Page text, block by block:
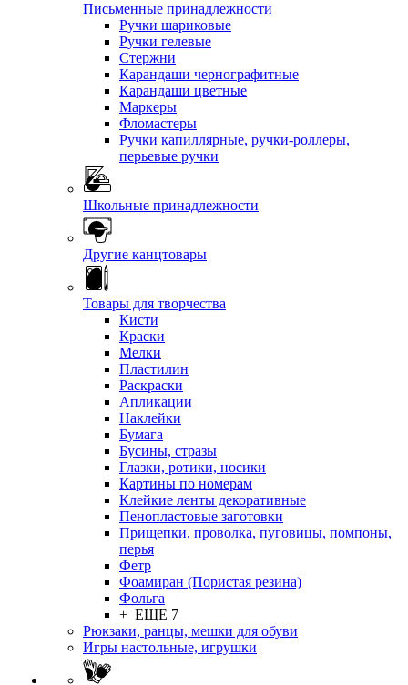
Письменные принадлежности
Ручки шариковые
Ручки гелевые
Стержни
Карандаши чернографитные
Карандаши цветные
Маркеры
Фломастеры
Ручки капиллярные, ручки-роллеры,
перьевые ручки
Школьные принадлежности
Другие канцтовары
Товары для творчества
Кисти
Краски
Мелки
Пластилин
Раскраски
Апликации
Наклейки
Бумага
Бусины, стразы
Глазки, ротики, носики
Картины по номерам
Клейкие ленты декоративные
Пенопластовые заготовки
Прищепки, проволка, пуговицы, помпоны,
перья
Фетр
Фоамиран (Пористая резина)
Фольга
+ ЕЩЕ 7
Рюкзаки, ранцы, мешки для обуви
Игры настольные, игрушки